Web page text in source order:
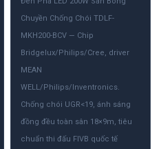
Chuyền Chống Chói TDLF-
MKH200-BCV — Chip
Bridgelux/Philips/Cree, driver
MEAN
WELL/Philips/Inventronics.
Chống chói UGR<19, ánh sáng
đồng đều toàn sân 18×9m, tiêu
chuẩn thi đấu FIVB quốc tế